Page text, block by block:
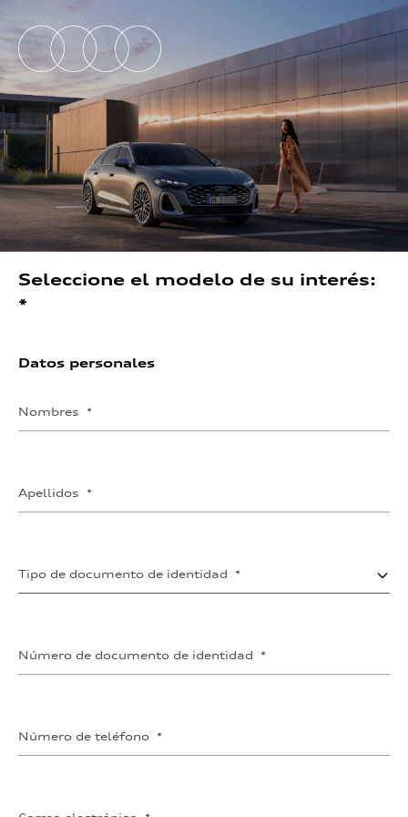
Seleccione el modelo de su interés:
*
Datos personales
Nombres *
Apellidos *
Tipo de documento de identidad *
Número de documento de identidad *
Número de teléfono *